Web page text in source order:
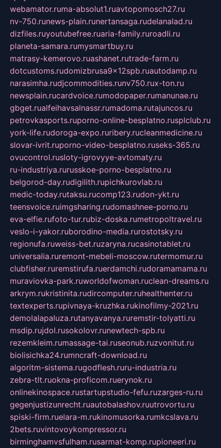
webamator.ruma-absolut1.ruavtopomosch27.ru
nv-750.runews-plain.runertansaga.rudelanalad.ru
dizfiles.ruyoutubefree.ruaria-family.ruroadli.ru
planeta-samara.rumysmartbuy.ru
matrasy-kemerovo.ruashanet.rutrade-farm.ru
dotcustoms.rudomizbrusa9x12spb.ruautodamp.ru
narasimha.rudjcommodities.runv750.rux-ton.ru
newsplain.rucardvoice.rumodopaper.rumanunae.ru
gbget.rualfeihavsalnassr.rumadoma.rutajuncos.ru
petrovkasports.ruporno-online-besplatno.rusplclub.ru
york-life.rudoroga-expo.ruribery.rucleanmedicine.ru
slovar-ivrit.ruporno-video-besplatno.ruseks-365.ru
ovucontrol.rusloty-igrovyye-avtomaty.ru
ru-industriya.rurusskoe-porno-besplatno.ru
belgorod-day.rudigilith.rupichkurovlab.ru
medic-today.rutaksu.rucomp123.rudon-ykt.ru
teensvoice.ruimgsharing.rudomashnee-porno.ru
eva-elfie.rufoto-tur.rubiz-doska.rumetropoltravel.ru
veslo-i-yakor.ruborodino-media.rurostotsky.ru
regionufa.ruweiss-bet.ruzaryna.rucasinotablet.ru
universalia.ruremont-mebeli-moscow.rutermomur.ru
clubfisher.ruremstirufa.ruerdamchi.rudoramamama.ru
muraviovka-park.ruworldofwoman.ruclean-dreams.ru
arkrym.rukristinita.rudircomputer.ruhealthenter.ru
textexperts.rupivnaya-kruzhka.rukinofilmy-2021.ru
demolalapaluza.rutanyavanya.ruremstir-tolyatti.ru
msdip.rujdol.rusokolovr.runewtech-spb.ru
rezemkleim.rumassage-tai.ruseonub.ruzvonitut.ru
biolisichka24.rumncraft-download.ru
algoritm-sistema.rugodflesh.ruru-industria.ru
zebra-tlt.ruokna-proficom.ruerynok.ru
onlinekinospace.rustartupstudio-fefu.ruzarges-ru.ru
gegenjustizunrecht.ruautobalashov.ruutrovortu.ru
spiski-firm.ruelara-m.rukinomusorka.rumkcslava.ru
2bets.ruvintovoykompressor.ru
birminghamvsfulham.rusarmat-komp.rupioneeri.ru